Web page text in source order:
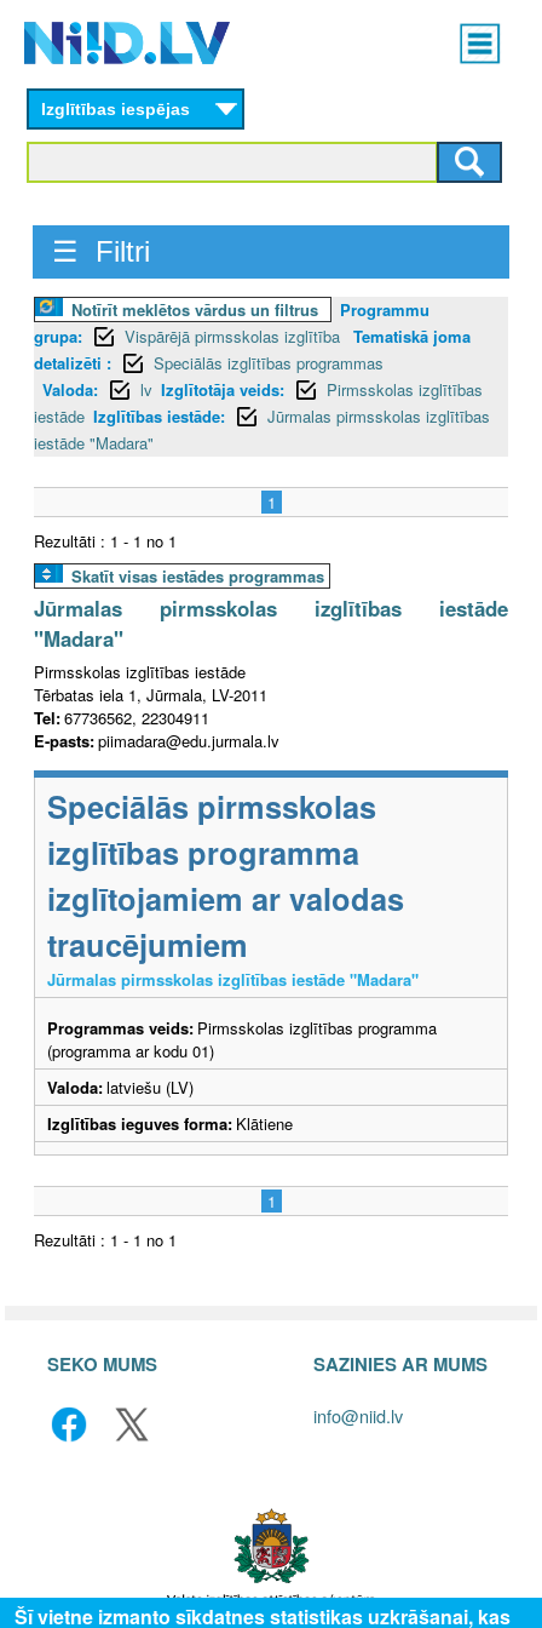
content
Main
menu
Izglītības iespējas
☰ Filtri
Notīrīt meklētos vārdus un filtrus
Programmu
grupa:
Vispārējā pirmsskolas izglītība Tematiskā joma
detalizēti :
Speciālās izglītības programmas
Valoda:
lv Izglītotāja veids:
Pirmsskolas izglītības
iestāde Izglītības iestāde:
Jūrmalas pirmsskolas izglītības
iestāde "Madara"
1
Rezultāti : 1 - 1 no 1
Skatīt visas iestādes programmas
Jūrmalas pirmsskolas izglītības iestāde
"Madara"
Pirmsskolas izglītības iestāde
Tērbatas iela 1, Jūrmala, LV-2011
Tel:67736562, 22304911
E-pasts:piimadara@edu.jurmala.lv
Speciālās pirmsskolas
izglītības programma
izglītojamiem ar valodas
traucējumiem
Jūrmalas pirmsskolas izglītības iestāde "Madara"
Programmas veids: Pirmsskolas izglītības programma
(programma ar kodu 01)
Valoda:latviešu (LV)
Izglītības ieguves forma: Klātiene
1
Rezultāti : 1 - 1 no 1
SEKO MUMS SAZINIES AR MUMS
info@niid.lv
Šī vietne izmanto sīkdatnes statistikas uzkrāšanai, kas